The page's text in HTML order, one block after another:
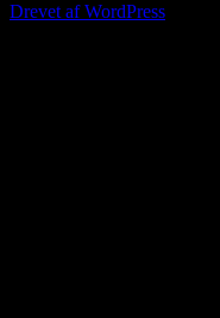
Drevet af WordPress